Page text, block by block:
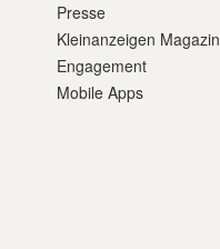
Presse
Kleinanzeigen Magazin
Engagement
Mobile Apps